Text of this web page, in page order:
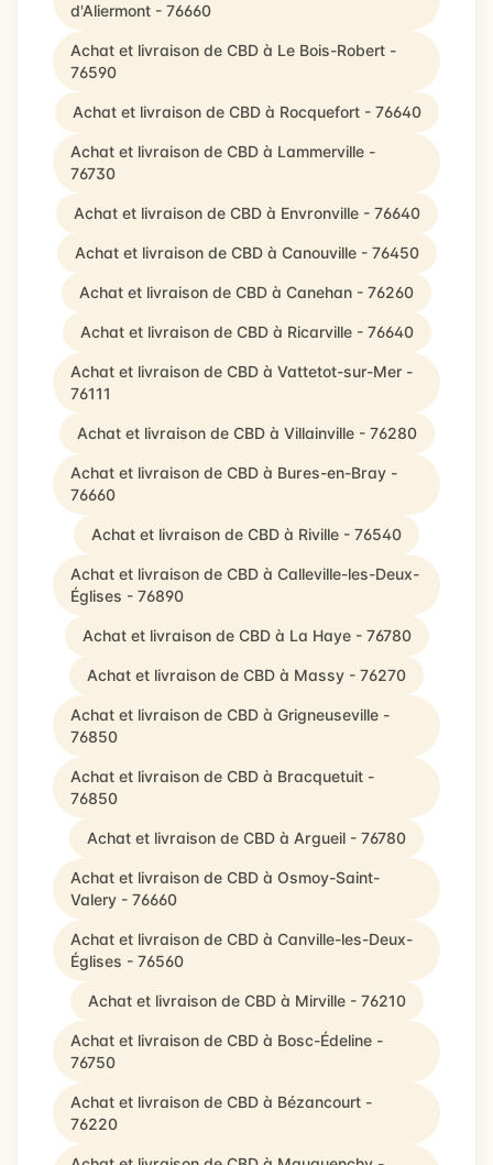
d'Aliermont - 76660
Achat et livraison de CBD à Le Bois-Robert -
76590
Achat et livraison de CBD à Rocquefort - 76640
Achat et livraison de CBD à Lammerville -
76730
Achat et livraison de CBD à Envronville - 76640
Achat et livraison de CBD à Canouville - 76450
Achat et livraison de CBD à Canehan - 76260
Achat et livraison de CBD à Ricarville - 76640
Achat et livraison de CBD à Vattetot-sur-Mer -
76111
Achat et livraison de CBD à Villainville - 76280
Achat et livraison de CBD à Bures-en-Bray -
76660
Achat et livraison de CBD à Riville - 76540
Achat et livraison de CBD à Calleville-les-Deux-
Églises - 76890
Achat et livraison de CBD à La Haye - 76780
Achat et livraison de CBD à Massy - 76270
Achat et livraison de CBD à Grigneuseville -
76850
Achat et livraison de CBD à Bracquetuit -
76850
Achat et livraison de CBD à Argueil - 76780
Achat et livraison de CBD à Osmoy-Saint-
Valery - 76660
Achat et livraison de CBD à Canville-les-Deux-
Églises - 76560
Achat et livraison de CBD à Mirville - 76210
Achat et livraison de CBD à Bosc-Édeline -
76750
Achat et livraison de CBD à Bézancourt -
76220